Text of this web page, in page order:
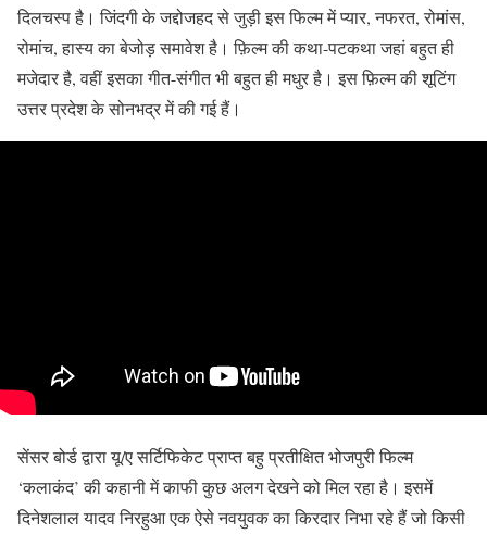
दिलचस्प है। जिंदगी के जद्दोजहद से जुड़ी इस फिल्म में प्यार, नफरत, रोमांस,
रोमांच, हास्य का बेजोड़ समावेश है। फ़िल्म की कथा-पटकथा जहां बहुत ही
मजेदार है, वहीं इसका गीत-संगीत भी बहुत ही मधुर है। इस फ़िल्म की शूटिंग
उत्तर प्रदेश के सोनभद्र में की गई हैं।
सेंसर बोर्ड द्वारा यू/ए सर्टिफिकेट प्राप्त बहु प्रतीक्षित भोजपुरी फिल्म
‘कलाकंद’ की कहानी में काफी कुछ अलग देखने को मिल रहा है। इसमें
दिनेशलाल यादव निरहुआ एक ऐसे नवयुवक का किरदार निभा रहे हैं जो किसी